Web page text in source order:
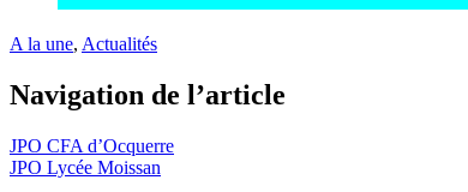
A la une, Actualités
Navigation de l’article
JPO CFA d’Ocquerre
JPO Lycée Moissan